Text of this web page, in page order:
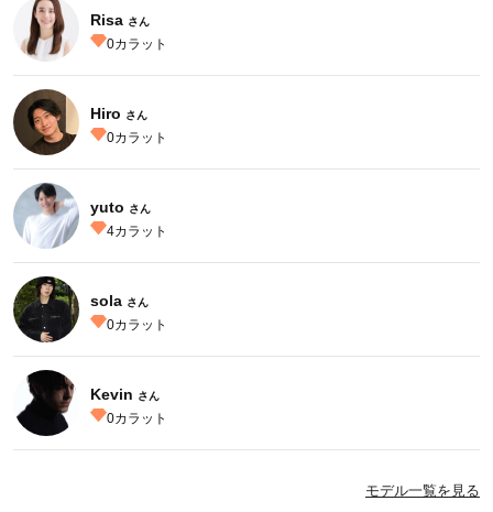
Risa さん
0カラット
Hiro さん
0カラット
yuto さん
4カラット
sola さん
0カラット
Kevin さん
0カラット
モデル一覧を見る